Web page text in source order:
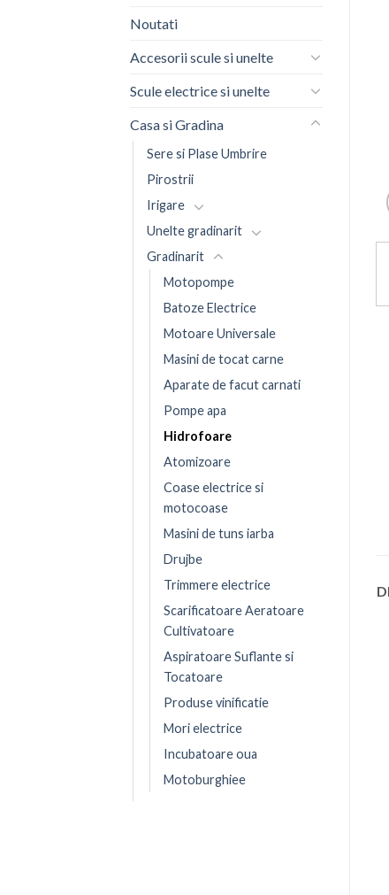
Noutati
Accesorii scule si unelte
Scule electrice si unelte
Casa si Gradina
Sere si Plase Umbrire
Pirostrii
Irigare
Unelte gradinarit
Gradinarit
Motopompe
Batoze Electrice
Motoare Universale
Masini de tocat carne
Aparate de facut carnati
Pompe apa
Hidrofoare
Atomizoare
Coase electrice si
motocoase
Masini de tuns iarba
Drujbe
Trimmere electrice
Scarificatoare Aeratoare
Cultivatoare
Aspiratoare Suflante si
Tocatoare
Produse vinificatie
Mori electrice
Incubatoare oua
Motoburghiee